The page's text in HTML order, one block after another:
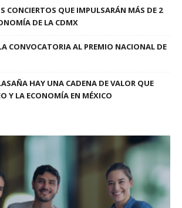
CONCIERTOS QUE IMPULSARÁN MÁS DE 2
DE LA CDMX
CONVOCATORIA AL PREMIO NACIONAL DE
HAY UNA CADENA DE VALOR QUE
Y LA ECONOMÍA EN MÉXICO